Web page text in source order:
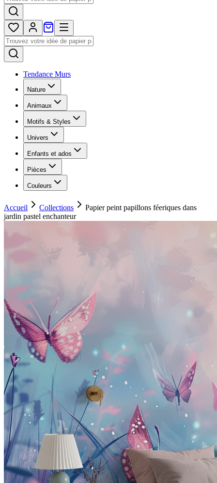
Tendance Murs
Nature
Animaux
Motifs & Styles
Univers
Enfants et ados
Pièces
Couleurs
Accueil Collections
Papier peint papillons féeriques dans
jardin pastel enchanteur